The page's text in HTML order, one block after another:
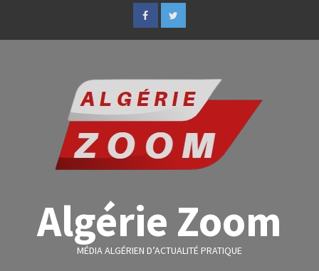
Algérie Zoom
MÉDIA ALGÉRIEN D’ACTUALITÉ PRATIQUE